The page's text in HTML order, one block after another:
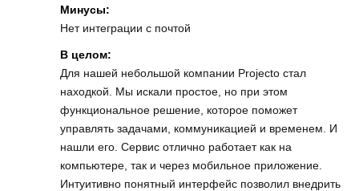
Минусы:
Нет интеграции с почтой
В целом:
Для нашей небольшой компании Projecto стал
находкой. Мы искали простое, но при этом
функциональное решение, которое поможет
управлять задачами, коммуникацией и временем. И
нашли его. Сервис отлично работает как на
компьютере, так и через мобильное приложение.
Интуитивно понятный интерфейс позволил внедрить